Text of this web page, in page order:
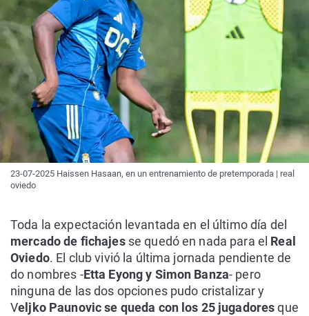
23-07-2025 Haissen Hasaan, en un entrenamiento de pretemporada | real
oviedo
Toda la expectación levantada en el último día del
mercado de fichajesse quedó en nada para el Real
Oviedo. El club vivió la última jornada pendiente de
do nombres -Etta Eyong y Simon Banza- pero
ninguna de las dos opciones pudo cristalizar y
Veljko Paunovic se queda con los 25 jugadoresque